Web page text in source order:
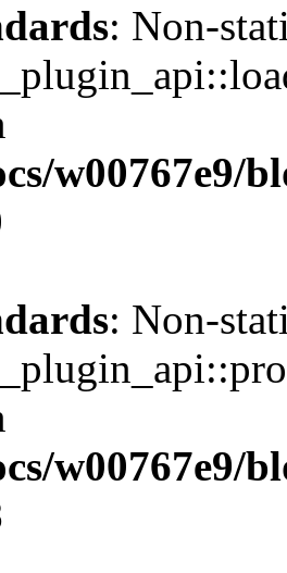
: Non-
w00767e9/
: Non-
w00767e9/